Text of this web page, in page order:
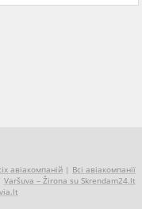
авіакомпаній | Всі авіакомпанії
Varšuva – Žirona su Skrendam24.lt